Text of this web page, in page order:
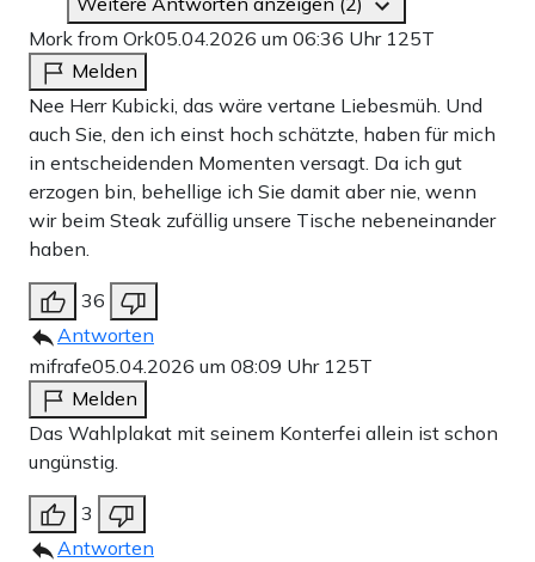
Mork from Ork05.04.2026 um 06:36 Uhr 125T
Melden
Nee Herr Kubicki, das wäre vertane Liebesmüh. Und
auch Sie, den ich einst hoch schätzte, haben für mich
in entscheidenden Momenten versagt. Da ich gut
erzogen bin, behellige ich Sie damit aber nie, wenn
wir beim Steak zufällig unsere Tische nebeneinander
haben.
36
Antworten
mifrafe05.04.2026 um 08:09 Uhr 125T
Melden
Das Wahlplakat mit seinem Konterfei allein ist schon
ungünstig.
3
Antworten